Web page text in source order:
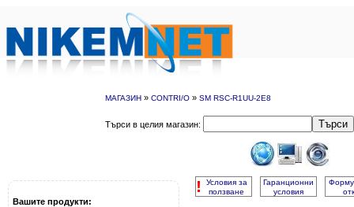
МАГАЗИН » CONTRI/O » SM RSC-R1UU-2E8
Търси в целия магазин: Търси
Вашите продукти:
!
Условия за
ползване
Гаранционни
условия